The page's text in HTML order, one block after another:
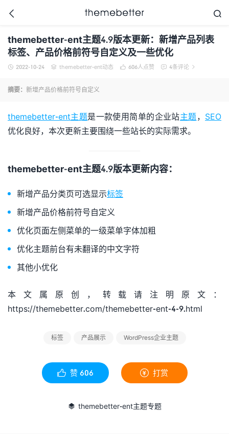

更好的WordPress主题,
主题开发商
 
themebetter-ent主题4.9版本更新：新增产品列表
标签、产品价格前符号自定义及一些优化
 2022-10-24  themebetter-ent动态  606人点赞  4条评论 
摘要： 新增产品价格前符号自定义
themebetter-ent主题是一款使用简单的企业站主题， SEO
优化良好，本次更新主要围绕一些站长的实际需求。
themebetter-ent主题4.9版本更新内容：
新增产品分类页可选显示标签
新增产品价格前符号自定义
优化页面左侧菜单的一级菜单字体加粗
优化主题前台有未翻译的中文字符
其他小优化
本文属原创，转载请注明原文：
https://themebetter.com/themebetter-ent-4-9.html
标签 产品展示 WordPress企业主题
 赞 606  打赏
 themebetter-ent主题专题